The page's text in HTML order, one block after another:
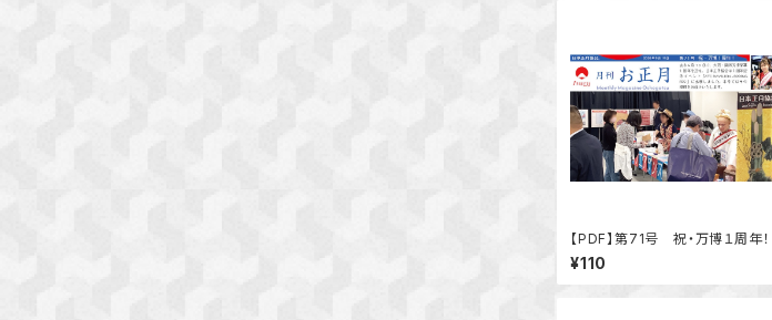
【PDF】第71号 祝・万博１周年！
¥110